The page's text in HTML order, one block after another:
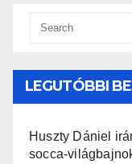
LEGUTÓBBI
Huszty Dániel
socca-